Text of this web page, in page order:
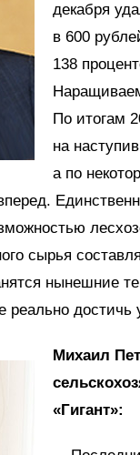
декабря
в 600
138
По итогам
на
а по
сырья
нынешние
реально
Михаил
«Гигант»: